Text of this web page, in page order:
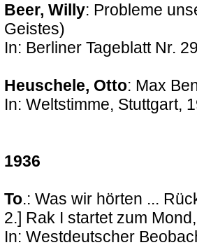
Beer, Willy: Probleme
Geistes)
In: Berliner Tageblatt Nr.
Heuschele, Otto: Max
In: Weltstimme, Stuttgart,
1936
To.: Was wir hörten ...
2.] Rak I startet zum
In: Westdeutscher